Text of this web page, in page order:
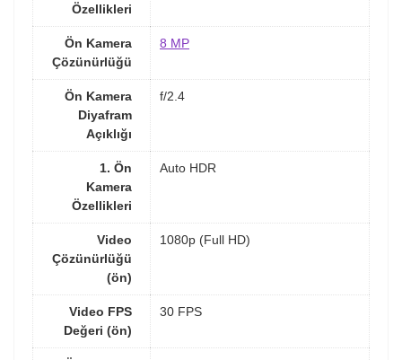
Özellikleri
Ön Kamera
Çözünürlüğü
8 MP
Ön Kamera
Diyafram
Açıklığı
f/2.4
1. Ön
Kamera
Özellikleri
Auto HDR
Video
Çözünürlüğü
(ön)
1080p (Full HD)
Video FPS
Değeri (ön)
30 FPS